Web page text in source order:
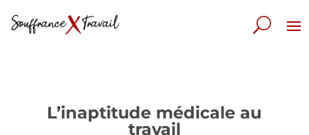
L’inaptitude médicale au
travail